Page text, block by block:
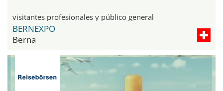
visitantes profesionales y público general
BERNEXPO
Berna